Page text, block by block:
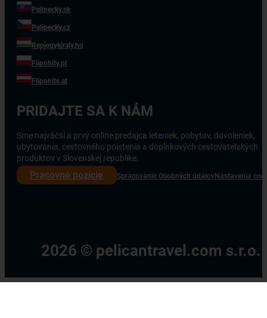
Pelipecky.sk
Pelipecky.cz
Repjegykiraly.hu
Flipohity.pl
Flipohits.at
PRIDAJTE SA K NÁM
Sme najväčší a prvý online predajca leteniek, pobytov, dovoleniek,
ubytovania, cestovného poistenia a doplnkových cestovateľských
produktov v Slovenskej republike.
Pracovné pozície Spracovanie Osobných údajovNastavenia
2026 © pelicantravel.com s.r.o.